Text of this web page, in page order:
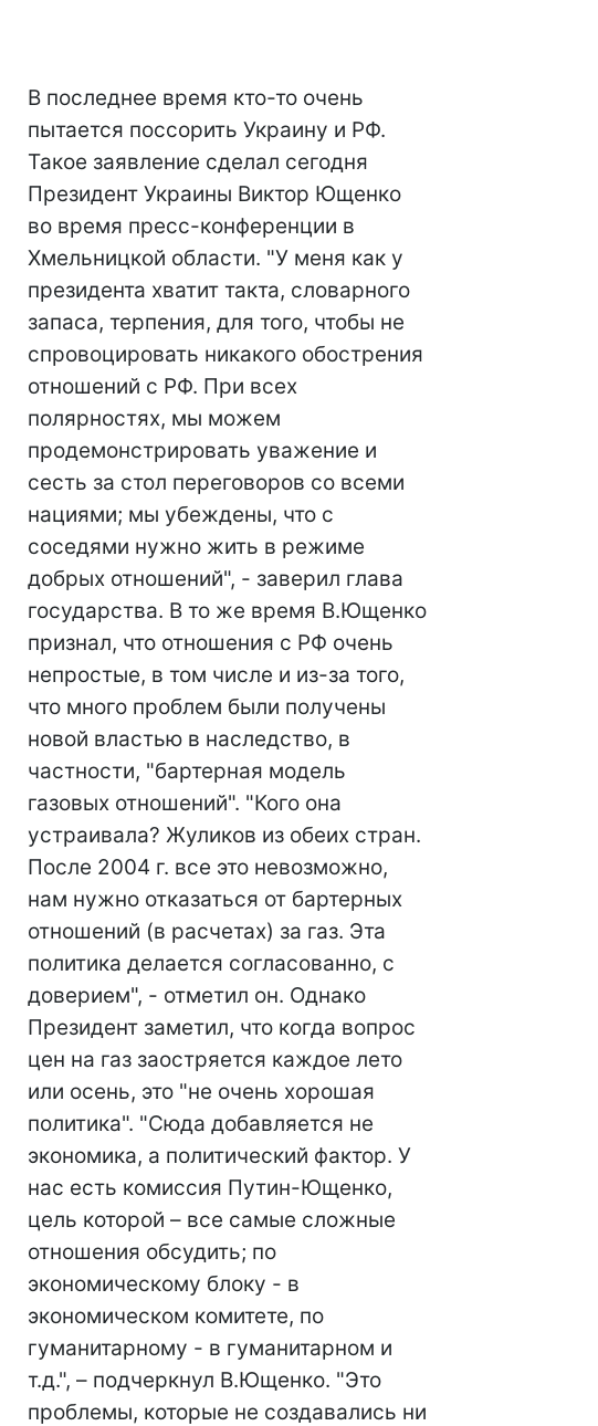
В последнее время кто-то очень
пытается поссорить Украину и РФ.
Такое заявление сделал сегодня
Президент Украины Виктор Ющенко
во время пресс-конференции в
Хмельницкой области. "У меня как у
президента хватит такта, словарного
запаса, терпения, для того, чтобы не
спровоцировать никакого обострения
отношений с РФ. При всех
полярностях, мы можем
продемонстрировать уважение и
сесть за стол переговоров со всеми
нациями; мы убеждены, что с
соседями нужно жить в режиме
добрых отношений", - заверил глава
государства. В то же время В.Ющенко
признал, что отношения с РФ очень
непростые, в том числе и из-за того,
что много проблем были получены
новой властью в наследство, в
частности, "бартерная модель
газовых отношений". "Кого она
устраивала? Жуликов из обеих стран.
После 2004 г. все это невозможно,
нам нужно отказаться от бартерных
отношений (в расчетах) за газ. Эта
политика делается согласованно, с
доверием", - отметил он. Однако
Президент заметил, что когда вопрос
цен на газ заостряется каждое лето
или осень, это "не очень хорошая
политика". "Сюда добавляется не
экономика, а политический фактор. У
нас есть комиссия Путин-Ющенко,
цель которой – все самые сложные
отношения обсудить; по
экономическому блоку - в
экономическом комитете, по
гуманитарному - в гуманитарном и
т.д.", – подчеркнул В.Ющенко. "Это
проблемы, которые не создавались ни